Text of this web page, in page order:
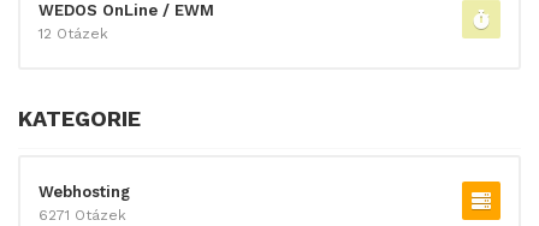
WEDOS OnLine / EWM
12 Otázek
KATEGORIE
Webhosting
6271 Otázek